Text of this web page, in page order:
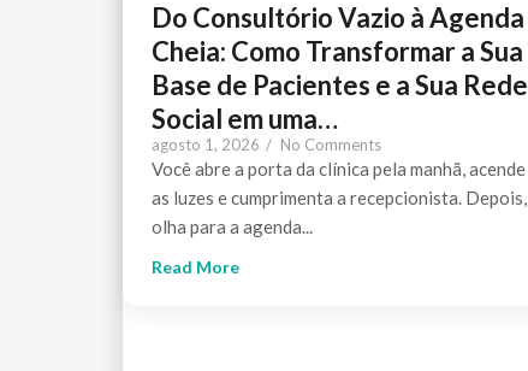
Do Consultório Vazio à Agenda
Cheia: Como Transformar a Sua
Base de Pacientes e a Sua Rede
Social em uma…
agosto 1, 2026 / No Comments
Você abre a porta da clínica pela manhã, acende
as luzes e cumprimenta a recepcionista. Depois,
olha para a agenda...
Read More